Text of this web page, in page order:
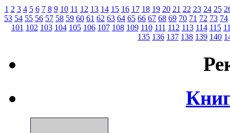
1 2 3 4 5 6 7 8 9 10 11 12 13 14 15 16 17 18 19 20 21 22 23 24 25
53 54 55 56 57 58 59 60 61 62 63 64 65 66 67 68 69 70 71 72 73 74
101 102 103 104 105 106 107 108 109 110 111 112 113 114 115
135 136 137 138 139 140